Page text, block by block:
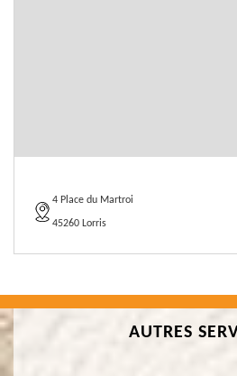
4 Place du Martroi
45260 Lorris
AUTRES